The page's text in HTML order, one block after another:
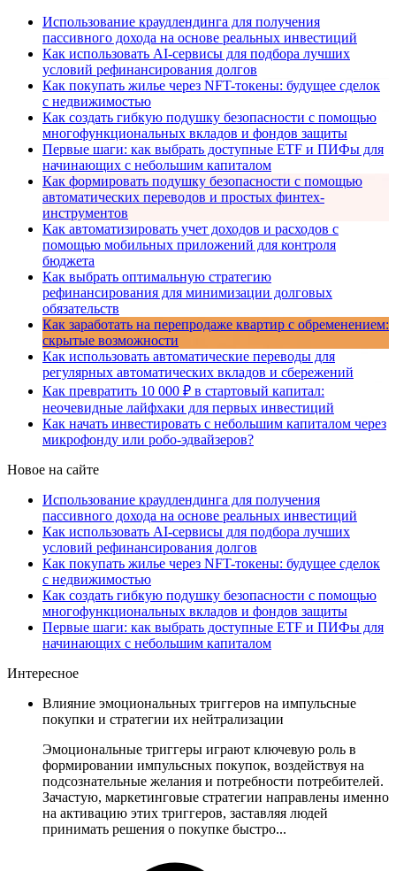
Использование краудлендинга для получения
пассивного дохода на основе реальных инвестиций
Как использовать AI-сервисы для подбора лучших
условий рефинансирования долгов
Как покупать жилье через NFT-токены: будущее сделок
с недвижимостью
Как создать гибкую подушку безопасности с помощью
многофункциональных вкладов и фондов защиты
Первые шаги: как выбрать доступные ETF и ПИФы для
начинающих с небольшим капиталом
Как формировать подушку безопасности с помощью
автоматических переводов и простых финтех-
инструментов
Как автоматизировать учет доходов и расходов с
помощью мобильных приложений для контроля
бюджета
Как выбрать оптимальную стратегию
рефинансирования для минимизации долговых
обязательств
Как заработать на перепродаже квартир с обременением:
скрытые возможности
Как использовать автоматические переводы для
регулярных автоматических вкладов и сбережений
Как превратить 10 000 ₽ в стартовый капитал:
неочевидные лайфхаки для первых инвестиций
Как начать инвестировать с небольшим капиталом через
микрофонду или робо-эдвайзеров?
Новое на сайте
Использование краудлендинга для получения
пассивного дохода на основе реальных инвестиций
Как использовать AI-сервисы для подбора лучших
условий рефинансирования долгов
Как покупать жилье через NFT-токены: будущее сделок
с недвижимостью
Как создать гибкую подушку безопасности с помощью
многофункциональных вкладов и фондов защиты
Первые шаги: как выбрать доступные ETF и ПИФы для
начинающих с небольшим капиталом
Интересное
Влияние эмоциональных триггеров на импульсные
покупки и стратегии их нейтрализации
Эмоциональные триггеры играют ключевую роль в
формировании импульсных покупок, воздействуя на
подсознательные желания и потребности потребителей.
Зачастую, маркетинговые стратегии направлены именно
на активацию этих триггеров, заставляя людей
принимать решения о покупке быстро...